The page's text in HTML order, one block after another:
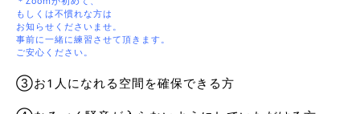
もしくは不慣れな方は
お知らせくださいませ。
事前に一緒に練習させて頂きます。
ご安心ください。
③お1人になれる空間を確保できる方